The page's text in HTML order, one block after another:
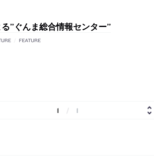
”ぐんま総合情報センター”
FEATURE
1 / 1